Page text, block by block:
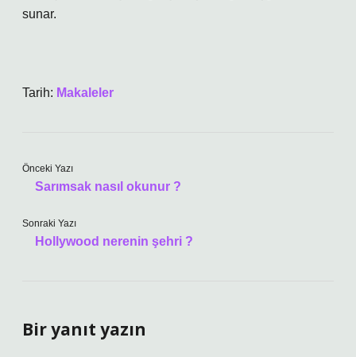
sunar.
Tarih: Makaleler
Önceki Yazı
Sarımsak nasıl okunur ?
Sonraki Yazı
Hollywood nerenin şehri ?
Bir yanıt yazın